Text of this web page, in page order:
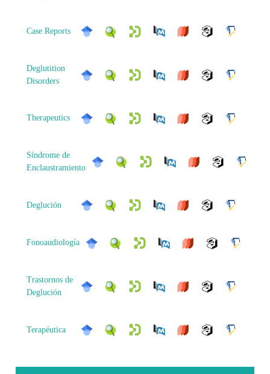
Case Reports
Deglutition
Disorders
Therapeutics
Síndrome de
Enclaustramiento
Deglución
Fonoaudiología
Trastornos de
Deglución
Terapéutica